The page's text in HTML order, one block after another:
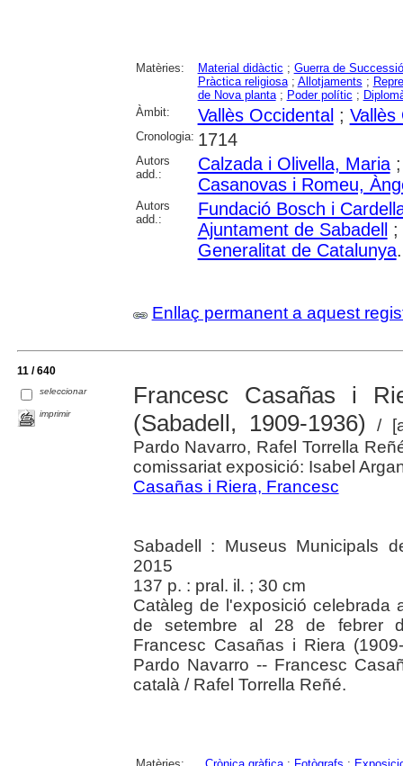
Matèries: Material didàctic ; Guerra de Successió
Pràctica religiosa; Allotjaments ;
de Nova planta; Poder polític ;
Àmbit:
Vallès Occidental ; Vallès
Cronologia: 1714
Autors
add.:
Calzada i Olivella, Maria
Casanovas i Romeu,
Autors
add.:
Fundació Bosch i
Ajuntament de Sabadell
;
Generalitat de Catalunya
Enllaç permanent a aquest
11 / 640
seleccionar
imprimir
Francesc Casañas i
(Sabadell, 1909-1936) /
Pardo Navarro, Rafel Torrella
comissariat exposició: Isabel
Casañas i Riera, Francesc
Sabadell : Museus Municipals
2015
137 p. : pral. il. ; 30 cm
Catàleg de l'exposició celebrada
de setembre al 28 de febrer
Francesc Casañas i Riera
Pardo Navarro -- Francesc
català / Rafel Torrella Reñé.